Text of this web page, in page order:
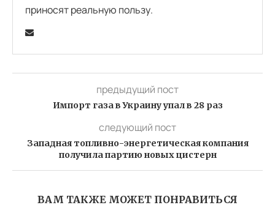
приносят реальную пользу.
предыдущий пост
Импорт газа в Украину упал в 28 раз
следующий пост
Западная топливно-энергетическая компания
получила партию новых цистерн
ВАМ ТАКЖЕ МОЖЕТ ПОНРАВИТЬСЯ